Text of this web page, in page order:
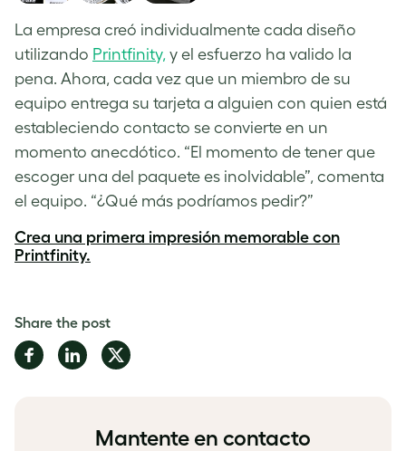
La empresa creó individualmente cada diseño
utilizando Printfinity, y el esfuerzo ha valido la
pena. Ahora, cada vez que un miembro de su
equipo entrega su tarjeta a alguien con quien está
estableciendo contacto se convierte en un
momento anecdótico. “El momento de tener que
escoger una del paquete es inolvidable”, comenta
el equipo. “¿Qué más podríamos pedir?”
Crea una primera impresión memorable con
Printfinity.
Share the post
Share
on
Share
on
Share
on
Mantente en contacto